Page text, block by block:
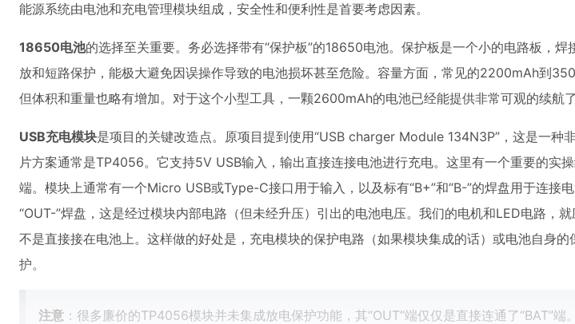
能源系统由电池和充电管理模块组成，安全性和便利性是首要考虑因素。
18650电池的选择至关重要。务必选择带有“保护板”的18650电池。保护板是一个小的电路板，
放和短路保护，能极大避免因误操作导致的电池损坏甚至危险。容量方面，常见的2200mAh到
但体积和重量也略有增加。对于这个小型工具，一颗2600mAh的电池已经能提供非常可观的续航了
USB充电模块是项目的关键改造点。原项目提到使用“USB charger Module 134N3P”，这是一种
片方案通常是TP4056。它支持5V USB输入，输出直接连接电池进行充电。这里有一个重要的实
端。模块上通常有一个Micro USB或Type-C接口用于输入，以及标有“B+”和“B-”的焊盘用于连接
“OUT-”焊盘，这是经过模块内部电路（但未经升压）引出的电池电压。我们的电机和LED电路，就
不是直接接在电池上。这样做的好处是，充电模块的保护电路（如果模块集成的话）或电池自身
护。
注意 ：很多廉价的TP4056模块并未集成放电保护功能，其“OUT”端仅仅是直接连通了“BAT”